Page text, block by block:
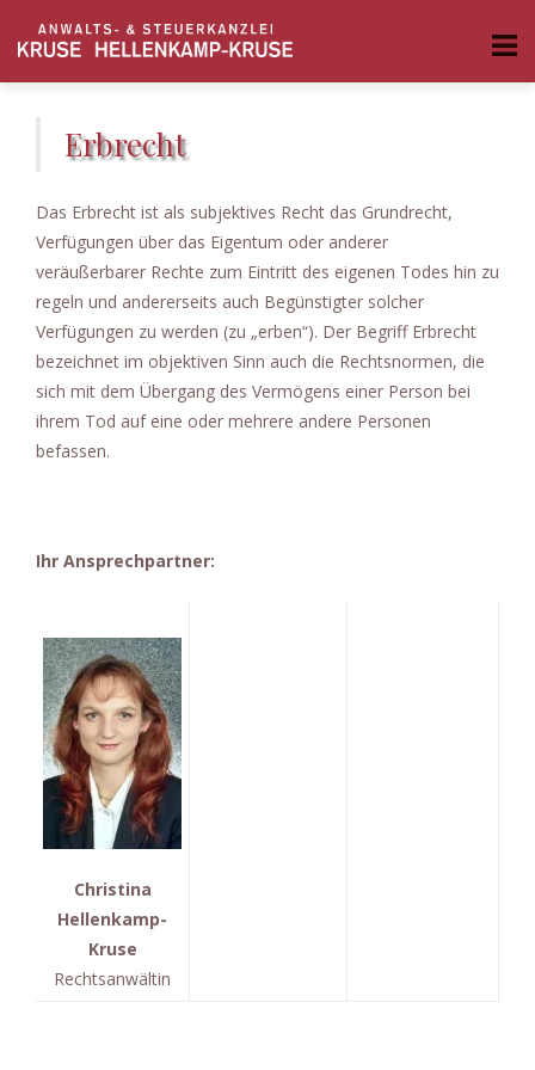
Erbrecht
Das Erbrecht ist als subjektives Recht das Grundrecht,
Verfügungen über das Eigentum oder anderer
veräußerbarer Rechte zum Eintritt des eigenen Todes hin zu
regeln und andererseits auch Begünstigter solcher
Verfügungen zu werden (zu „erben“). Der Begriff Erbrecht
bezeichnet im objektiven Sinn auch die Rechtsnormen, die
sich mit dem Übergang des Vermögens einer Person bei
ihrem Tod auf eine oder mehrere andere Personen
befassen.
Ihr Ansprechpartner:
Christina
Hellenkamp-
Kruse
Rechtsanwältin